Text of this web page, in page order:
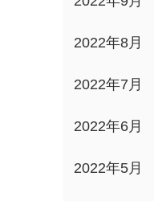
2022年8月
2022年7月
2022年6月
2022年5月